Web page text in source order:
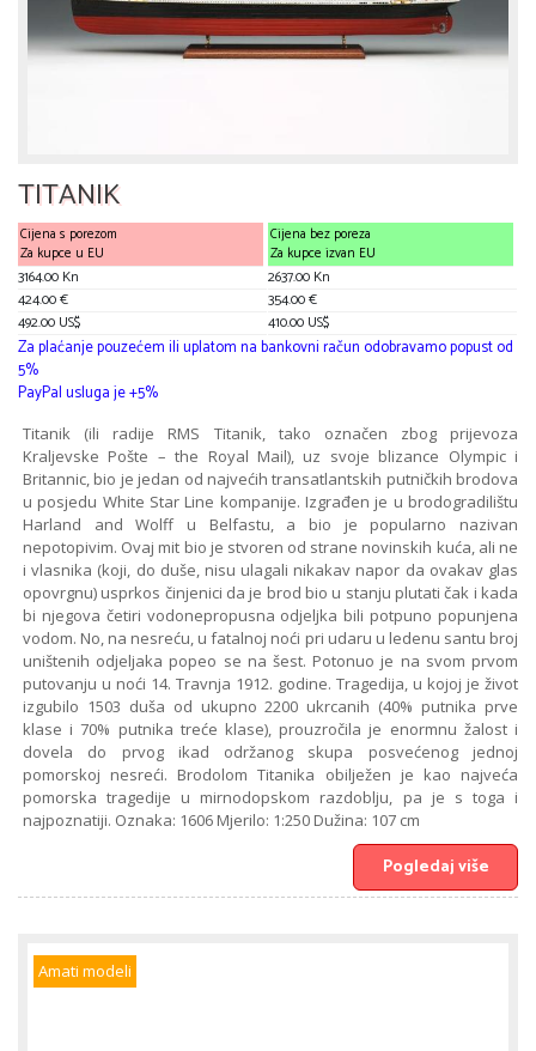
TITANIK
Cijena s porezom
Za kupce u EU
3164.00 Kn
424.00 €
492.00 US$
Cijena bez poreza
Za kupce izvan EU
2637.00 Kn
354.00 €
410.00 US$
Za plaćanje pouzećem ili uplatom na bankovni račun odobravamo popust od
5%
PayPal usluga je +5%
Titanik (ili radije RMS Titanik, tako označen zbog prijevoza
Kraljevske Pošte – the Royal Mail), uz svoje blizance Olympic i
Britannic, bio je jedan od najvećih transatlantskih putničkih brodova
u posjedu White Star Line kompanije. Izgrađen je u brodogradilištu
Harland and Wolff u Belfastu, a bio je popularno nazivan
nepotopivim. Ovaj mit bio je stvoren od strane novinskih kuća, ali ne
i vlasnika (koji, do duše, nisu ulagali nikakav napor da ovakav glas
opovrgnu) usprkos činjenici da je brod bio u stanju plutati čak i kada
bi njegova četiri vodonepropusna odjeljka bili potpuno popunjena
vodom. No, na nesreću, u fatalnoj noći pri udaru u ledenu santu broj
uništenih odjeljaka popeo se na šest. Potonuo je na svom prvom
putovanju u noći 14. Travnja 1912. godine. Tragedija, u kojoj je život
izgubilo 1503 duša od ukupno 2200 ukrcanih (40% putnika prve
klase i 70% putnika treće klase), prouzročila je enormnu žalost i
dovela do prvog ikad održanog skupa posvećenog jednoj
pomorskoj nesreći. Brodolom Titanika obilježen je kao najveća
pomorska tragedije u mirnodopskom razdoblju, pa je s toga i
najpoznatiji. Oznaka: 1606 Mjerilo: 1:250 Dužina: 107 cm
Pogledaj više
Amati modeli